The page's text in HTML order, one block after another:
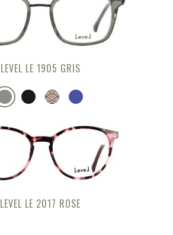
LEVEL LE 1905 GRIS
LEVEL LE 2017 ROSE